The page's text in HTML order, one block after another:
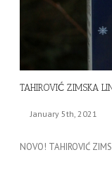
TAHIROVIĆ ZIMSKA
January 5th, 2021
NOVO! TAHIROVIĆ